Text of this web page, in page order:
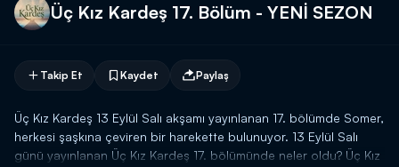
Üç Kız Kardeş 17. Bölüm - YENİ SEZON
Takip Et Kaydet Paylaş
Üç Kız Kardeş 13 Eylül Salı akşamı yayınlanan 17. bölümde Somer,
herkesi şaşkına çeviren bir harekette bulunuyor. 13 Eylül Salı
günü yayınlanan Üç Kız Kardeş 17. bölümünde neler oldu? Üç Kız